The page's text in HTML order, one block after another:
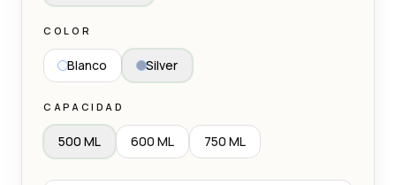
COLOR
Blanco Silver
CAPACIDAD
500 ML 600 ML 750 ML